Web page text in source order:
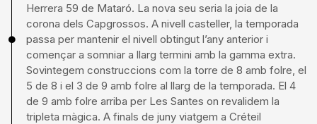
Herrera 59 de Mataró. La nova seu seria la joia de la
corona dels Capgrossos. A nivell casteller, la temporada
passa per mantenir el nivell obtingut l’any anterior i
començar a somniar a llarg termini amb la gamma extra.
Sovintegem construccions com la torre de 8 amb folre, el
5 de 8 i el 3 de 9 amb folre al llarg de la temporada. El 4
de 9 amb folre arriba per Les Santes on revalidem la
tripleta màgica. A finals de juny viatgem a Créteil